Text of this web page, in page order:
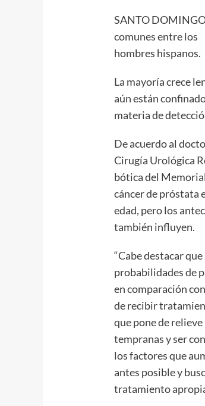
SANTO
comunes entre los
hombres hispanos.
La mayoría crece
aún están
materia de
De acuerdo al
Cirugía Urológica
bótica del
cáncer de próstata
edad, pero los
también influyen.
“Cabe destacar
probabilidades de
en comparación
de recibir
que pone de
tempranas y ser
los factores que
antes posible y
tratamiento